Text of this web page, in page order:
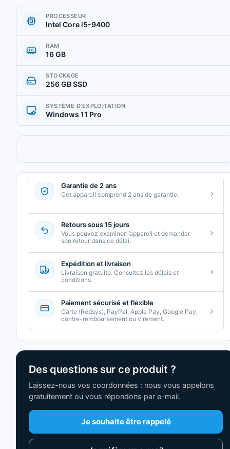
PROCESSEUR
Intel Core i5-9400
RAM
16 GB
STOCKAGE
256 GB SSD
SYSTÈME D’EXPLOITATION
Windows 11 Pro
Garantie de 2 ans
Cet appareil comprend 2 ans de garantie.
Retours sous 15 jours
Vous pouvez examiner l’appareil et demander
son retour dans ce délai.
Expédition et livraison
Livraison gratuite. Consultez les délais et
conditions.
Paiement sécurisé et flexible
Carte (Redsys), PayPal, Apple Pay, Google Pay,
contre-remboursement ou virement.
Des questions sur ce produit ?
Laissez-nous vos coordonnées : nous vous appelons
gratuitement ou vous répondons par e-mail.
Je souhaite être rappelé